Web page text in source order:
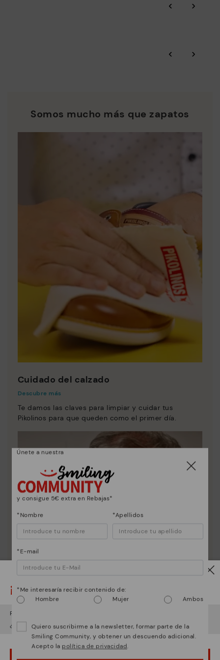
A través de auditorías BSCI certificadas por Amfori,
‹ ›
‹ ›
Somos mucho más que zapatos
Cuidado del calzado
Descubre más
Te damos las claves para limpiar y cuidar tus
Pikolinos para que queden como el primer día.
¡Ojo!
Parece que estás en
¿Quieres ir a la web deUSA?
Únete a nuestra
y consigue 5€ extra en Rebajas*
*Nombre *Apellidos
*E-mail
*Me interesaría recibir contenido de:
Hombre
Mujer Ambos
Quiero suscribirme a la newsletter, formar parte de la
Smiling Community, y obtener un descuendo adicional.
Acepto la política de privacidad.